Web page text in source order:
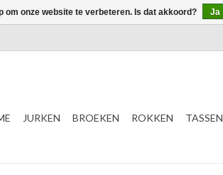
JURKEN BROEKEN ROKKEN TASSEN
om onze website te verbeteren. Is dat akkoord? Ja